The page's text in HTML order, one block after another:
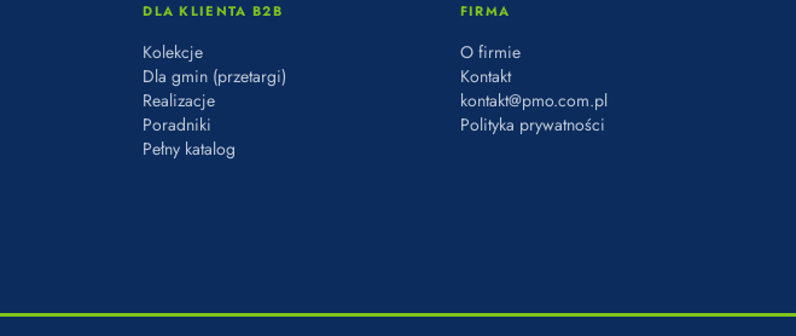
DLA KLIENTA B2B
Kolekcje
Dla gmin (przetargi)
Realizacje
Poradniki
Pełny katalog
FIRMA
O firmie
Kontakt
kontakt@pmo.com.pl
Polityka prywatności